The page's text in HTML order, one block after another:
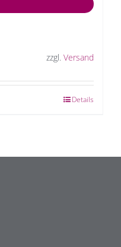
zzgl. Versand
Details